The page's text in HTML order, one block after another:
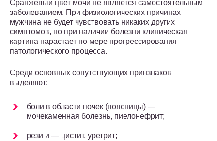
Оранжевый цвет мочи не является самостоятельным
заболеванием. При физиологических причинах
мужчина не будет чувствовать никаких других
симптомов, но при наличии болезни клиническая
картина нарастает по мере прогрессирования
патологического процесса.
Среди основных сопутствующих принзнаков
выделяют:
боли в области почек (поясницы) —
мочекаменная болезнь, пиелонефрит;
рези и — цистит, уретрит;